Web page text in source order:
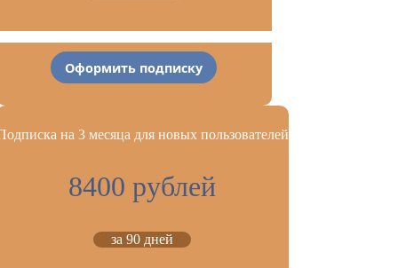
Оформить подписку
на 3 месяца для новых пользователей
8400 рублей
за 90 дней